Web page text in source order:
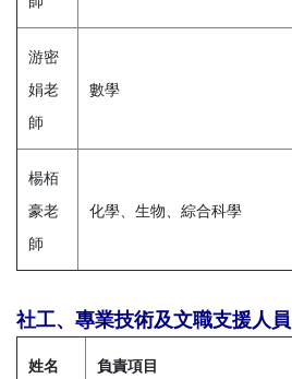
游密
娟老
師
數學
楊栢
豪老
師
化學、生物、綜合科學
社工、專業技術及文職支援人員
姓名 負責項目